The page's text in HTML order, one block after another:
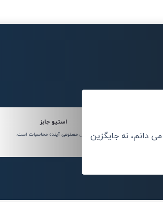
دانم، نه جایگزین
استیو جابز
هوش مصنوعی آینده محاسبات است.